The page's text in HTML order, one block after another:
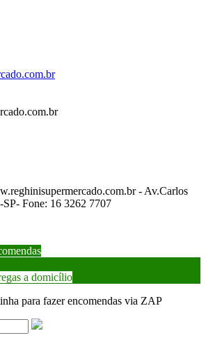
- Av.Carlos
Fone: 16 3262 7707
a domicílio
para fazer encomendas via ZAP